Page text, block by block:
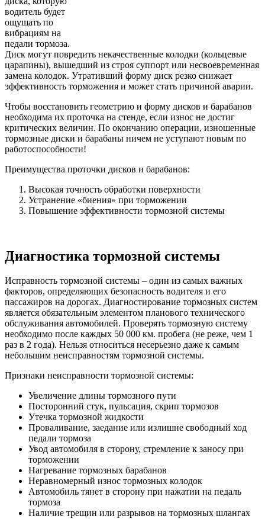
водитель будет
ощущать по
вибрациям на
педали тормоза.
Диск могут повредить некачественные колодки (кольцевые
царапины), вышедший из строя суппорт или несвоевременная
замена колодок. Утративший форму диск резко снижает
эффективность торможения и может стать причиной аварии.
Чтобы восстановить геометрию и форму дисков и барабанов
необходима их проточка на стенде, если износ не достиг
критических величин. По окончанию операции, изношенные
тормозные диски и барабаны ничем не уступают новым по
работоспособности!
Преимущества проточки дисков и барабанов:
Высокая точность обработки поверхности
Устранение «биения» при торможении
Повышение эффективности тормозной системы
Диагностика тормозной системы
Исправность тормозной системы – один из самых важных
факторов, определяющих безопасность водителя и его
пассажиров на дорогах. Диагностирование тормозных систем
является обязательным элементом планового технического
обслуживания автомобилей. Проверять тормозную систему
необходимо после каждых 50 000 км. пробега (не реже, чем 1
раз в 2 года). Нельзя относиться несерьезно даже к самым
небольшим неисправностям тормозной системы.
Признаки неисправности тормозной системы:
Увеличение длины тормозного пути
Посторонний стук, пульсация, скрип тормозов
Утечка тормозной жидкости
Проваливание, заедание или излишне свободный ход
педали тормоза
Увод автомобиля в сторону, стремление к заносу при
торможении
Нагревание тормозных барабанов
Неравномерный износ тормозных колодок
Автомобиль тянет в сторону при нажатии на педаль
тормоза
Наличие трещин или разрывов на тормозных шлангах